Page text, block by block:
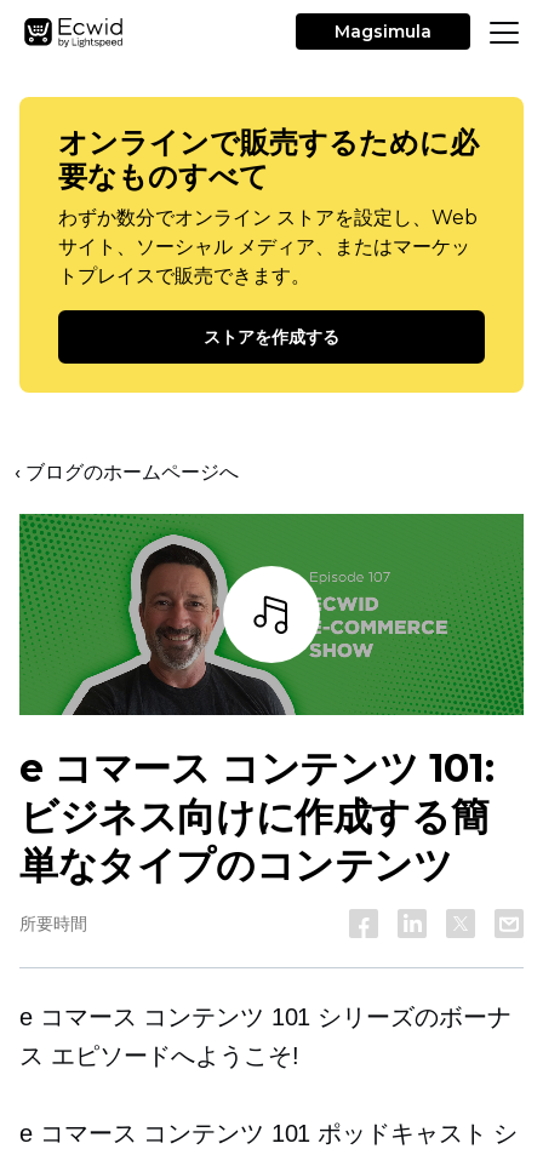
Magsimula
オンラインで販売するために必
要なものすべて
わずか数分でオンライン ストアを設定し、Web
サイト、ソーシャル メディア、またはマーケッ
トプレイスで販売できます。
ストアを作成する
‹ ブログのホームページへ
詳細を見る
e コマース コンテンツ 101:
ビジネス向けに作成する簡
単なタイプのコンテンツ
所要時間
e コマース コンテンツ 101 シリーズのボーナ
ス エピソードへようこそ!
e コマース コンテンツ 101 ポッドキャスト シ